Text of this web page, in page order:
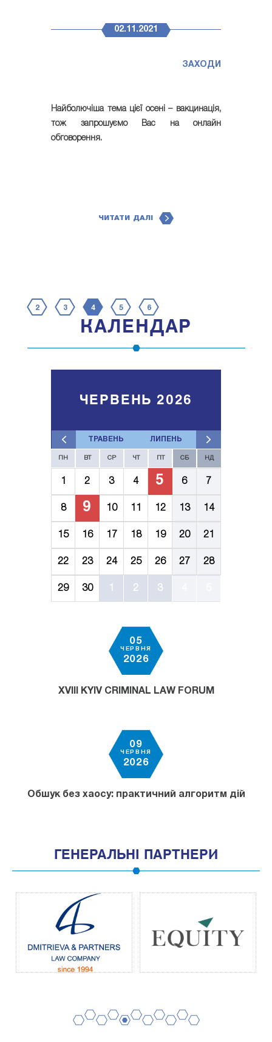
02.11.2021
ЗАХОДИ
Найболючіша тема цієї осені – вакцинація,
тож запрошуємо Вас на онлайн
обговорення.
ЧИТАТИ ДАЛІ
2 3 4 5 6
КАЛЕНДАР
ТРАВЕНЬ ЛИПЕНЬ
ЧЕРВЕНЬ 2026
ПН ВТ СР ЧТ СБ НД
2 3 4 5 6 7
8 9 10 12 13 14
15 16 17 18 19 20 21
22 23 24 25 26 27 28
29 30 2 3
05
ЧЕРВНЯ
2026
XVIII KYIV CRIMINAL LAW FORUM
09
ЧЕРВНЯ
2026
Обшук без хаосу: практичний алгоритм дій
ГЕНЕРАЛЬНІ ПАРТНЕРИ